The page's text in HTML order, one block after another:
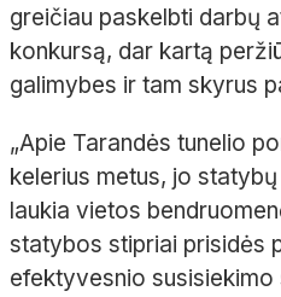
greičiau paskelbti darbų
konkursą, dar kartą
galimybes ir tam skyrus
„Apie Tarandės tunelio
kelerius metus, jo
laukia vietos
statybos stipriai prisidės
efektyvesnio